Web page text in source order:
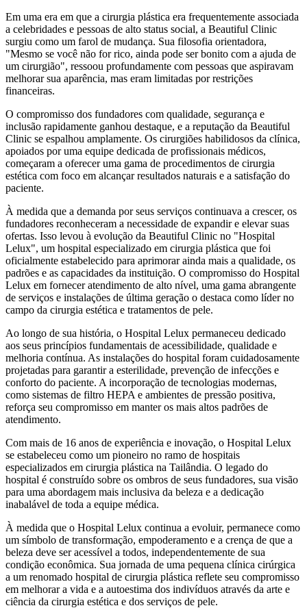
Em uma era em que a cirurgia plástica era frequentemente associada
a celebridades e pessoas de alto status social, a Beautiful Clinic
surgiu como um farol de mudança. Sua filosofia orientadora,
"Mesmo se você não for rico, ainda pode ser bonito com a ajuda de
um cirurgião", ressoou profundamente com pessoas que aspiravam
melhorar sua aparência, mas eram limitadas por restrições
financeiras.
O compromisso dos fundadores com qualidade, segurança e
inclusão rapidamente ganhou destaque, e a reputação da Beautiful
Clinic se espalhou amplamente. Os cirurgiões habilidosos da clínica,
apoiados por uma equipe dedicada de profissionais médicos,
começaram a oferecer uma gama de procedimentos de cirurgia
estética com foco em alcançar resultados naturais e a satisfação do
paciente.
À medida que a demanda por seus serviços continuava a crescer, os
fundadores reconheceram a necessidade de expandir e elevar suas
ofertas. Isso levou à evolução da Beautiful Clinic no "Hospital
Lelux", um hospital especializado em cirurgia plástica que foi
oficialmente estabelecido para aprimorar ainda mais a qualidade, os
padrões e as capacidades da instituição. O compromisso do Hospital
Lelux em fornecer atendimento de alto nível, uma gama abrangente
de serviços e instalações de última geração o destaca como líder no
campo da cirurgia estética e tratamentos de pele.
Ao longo de sua história, o Hospital Lelux permaneceu dedicado
aos seus princípios fundamentais de acessibilidade, qualidade e
melhoria contínua. As instalações do hospital foram cuidadosamente
projetadas para garantir a esterilidade, prevenção de infecções e
conforto do paciente. A incorporação de tecnologias modernas,
como sistemas de filtro HEPA e ambientes de pressão positiva,
reforça seu compromisso em manter os mais altos padrões de
atendimento.
Com mais de 16 anos de experiência e inovação, o Hospital Lelux
se estabeleceu como um pioneiro no ramo de hospitais
especializados em cirurgia plástica na Tailândia. O legado do
hospital é construído sobre os ombros de seus fundadores, sua visão
para uma abordagem mais inclusiva da beleza e a dedicação
inabalável de toda a equipe médica.
À medida que o Hospital Lelux continua a evoluir, permanece como
um símbolo de transformação, empoderamento e a crença de que a
beleza deve ser acessível a todos, independentemente de sua
condição econômica. Sua jornada de uma pequena clínica cirúrgica
a um renomado hospital de cirurgia plástica reflete seu compromisso
em melhorar a vida e a autoestima dos indivíduos através da arte e
ciência da cirurgia estética e dos serviços de pele.